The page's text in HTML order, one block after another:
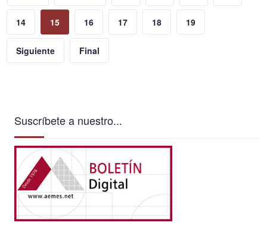
14 15 16 17 18 19
Siguiente Final
Suscríbete a nuestro...